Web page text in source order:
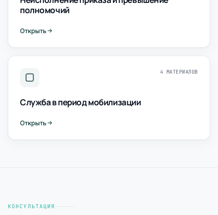
полномочий
Открыть
4 МАТЕРИАЛОВ
Служба в период мобилизации
Открыть
КОНСУЛЬТАЦИЯ